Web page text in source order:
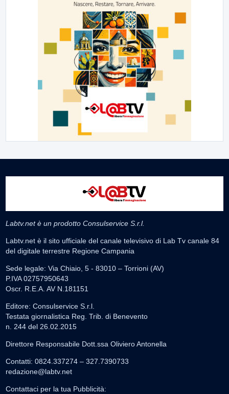
Labtv.net è un prodotto Consulservice S.r.l.
Labtv.net è il sito ufficiale del canale televisivo di Lab Tv canale 84
del digitale terrestre Regione Campania
Sede legale: Via Chiaio, 5 - 83010 – Torrioni (AV)
P.IVA 02757950643
Oscr. R.E.A. AV N.181151
Editore: Consulservice S.r.l.
Testata giornalistica Reg. Trib. di Benevento
n. 244 del 26.02.2015
Direttore Responsabile Dott.ssa Oliviero Antonella
Contatti: 0824.337274 – 327.7390733
redazione@labtv.net
Contattaci per la tua Pubblicità: